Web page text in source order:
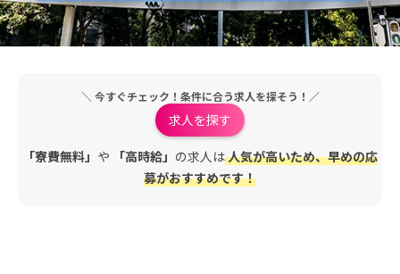
＼ 今すぐチェック！条件に合う求人を探そう！／
求人を探す
「寮費無料」 や 「高時給」 の求人は人気が高いため、早めの応
募がおすすめです！